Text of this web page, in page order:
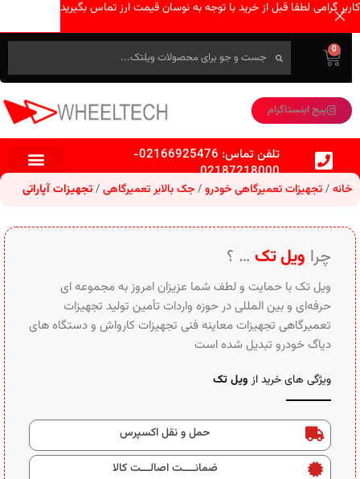
0
پیج اینستاگرام
تلفن تماس: 02166925476
-
02187218000
خانه تجهیزات تعمیرگاهی خودرو جک بالابر تعمیرگاهی تجهیزات آپاراتی
چرا ویل تک … ؟
ویل تک با حمایت و لطف شما عزیزان امروز به مجموعه ای
حرفه‌ای و بین‌ المللی در حوزه واردات تأمین تولید تجهیزات
تعمیرگاهی تجهیزات معاینه فنی تجهیزات کارواش و دستگاه های
دیاگ خودرو تبدیل شده است
ویژگی های خرید از ویل تک
حمل و نقل اکسپرس
ضمانــــت اصالـــت کالا
کاربر گرامی لطفا قبل از خرید با توجه به نوسان قیمت ارز تماس بگیرید